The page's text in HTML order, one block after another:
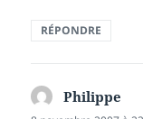
RÉPONDRE
Philippe